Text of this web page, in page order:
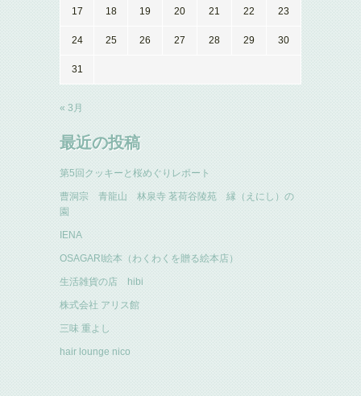
17 18 19 20 21 22 23
24 25 26 27 28 29 30
31
« 3月
最近の投稿
第5回クッキーと桜めぐりレポート
曹洞宗 青龍山 林泉寺 茗荷谷陵苑 縁（えにし）の
園
IENA
OSAGARI絵本（わくわくを贈る絵本店）
生活雑貨の店 hibi
株式会社 アリス館
三味 重よし
hair lounge nico